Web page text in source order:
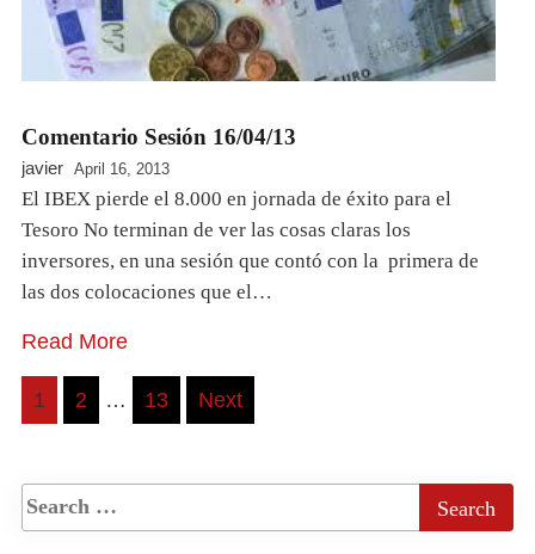
Comentario Sesión 16/04/13
javier April 16, 2013
El IBEX pierde el 8.000 en jornada de éxito para el
Tesoro No terminan de ver las cosas claras los
inversores, en una sesión que contó con la primera de
las dos colocaciones que el…
Read More
Posts
1 2 … 13 Next